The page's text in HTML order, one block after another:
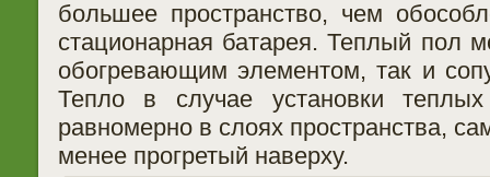
большее пространство, чем
стационарная батарея. Теплый пол
обогревающим элементом, так и
Тепло в случае установки
равномерно в слоях пространства,
менее прогретый наверху.